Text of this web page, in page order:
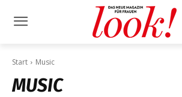
Start Music
MUSIC